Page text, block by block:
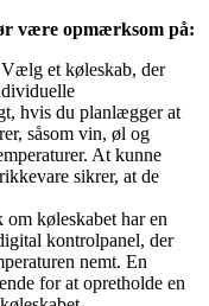
være opmærksom på:
Vælg et køleskab, der
hvis du planlægger at
såsom vin, øl og
At kunne
sikrer, at de
om køleskabet har en
kontrolpanel, der
nemt. En
for at opretholde en